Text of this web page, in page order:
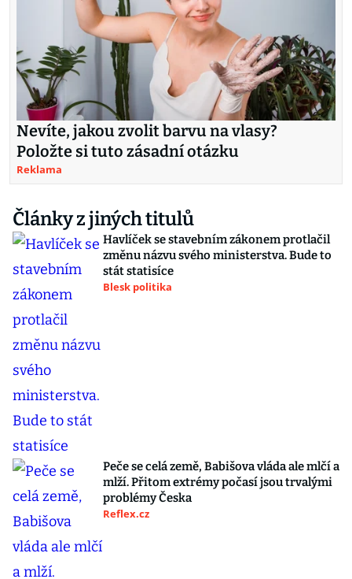
Nevíte, jakou zvolit barvu na vlasy?
Položte si tuto zásadní otázku
Reklama
Články z jiných titulů
Havlíček se stavebním zákonem protlačil
změnu názvu svého ministerstva. Bude to
stát statisíce
Blesk politika
Peče se celá země, Babišova vláda ale mlčí a
mlží. Přitom extrémy počasí jsou trvalými
problémy Česka
Reflex.cz